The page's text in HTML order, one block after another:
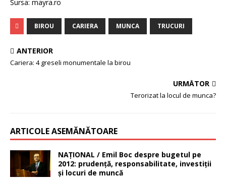
Sursa: mayra.ro
BIROU CARIERA MUNCA TRUCURI
ANTERIOR
Cariera: 4 greseli monumentale la birou
URMĂTOR
Terorizat la locul de munca?
ARTICOLE ASEMĂNĂTOARE
NAŢIONAL / Emil Boc despre bugetul pe
2012: prudenţă, responsabilitate, investiţii
şi locuri de muncă